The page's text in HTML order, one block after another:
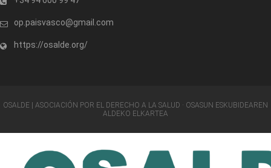
op.paisvasco@gmail.com
https://osalde.org/
OSALDE | ASOCIACIÓN POR EL DERECHO A LA SALUD · OSASUN ESKUBIDEAREN
ALDEKO ELKARTEA